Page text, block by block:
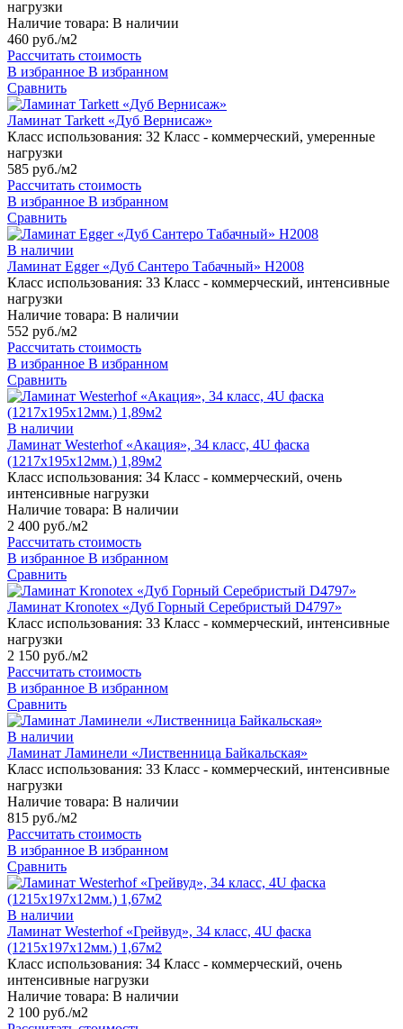
нагрузки
Наличие товара: В наличии
460 руб./м2
Рассчитать стоимость
В избранное В избранном
Сравнить
Ламинат Tarkett «Дуб Вернисаж»
Класс использования: 32 Класс - коммерческий, умеренные
нагрузки
585 руб./м2
Рассчитать стоимость
В избранное В избранном
Сравнить
В наличии
Ламинат Egger «Дуб Сантеро Табачный» H2008
Класс использования: 33 Класс - коммерческий, интенсивные
нагрузки
Наличие товара: В наличии
552 руб./м2
Рассчитать стоимость
В избранное В избранном
Сравнить
В наличии
Ламинат Westerhof «Акация», 34 класс, 4U фаска
(1217х195х12мм.) 1,89м2
Класс использования: 34 Класс - коммерческий, очень
интенсивные нагрузки
Наличие товара: В наличии
2 400 руб./м2
Рассчитать стоимость
В избранное В избранном
Сравнить
Ламинат Kronotex «Дуб Горный Серебристый D4797»
Класс использования: 33 Класс - коммерческий, интенсивные
нагрузки
2 150 руб./м2
Рассчитать стоимость
В избранное В избранном
Сравнить
В наличии
Ламинат Ламинели «Лиственница Байкальская»
Класс использования: 33 Класс - коммерческий, интенсивные
нагрузки
Наличие товара: В наличии
815 руб./м2
Рассчитать стоимость
В избранное В избранном
Сравнить
В наличии
Ламинат Westerhof «Грейвуд», 34 класс, 4U фаска
(1215х197х12мм.) 1,67м2
Класс использования: 34 Класс - коммерческий, очень
интенсивные нагрузки
Наличие товара: В наличии
2 100 руб./м2